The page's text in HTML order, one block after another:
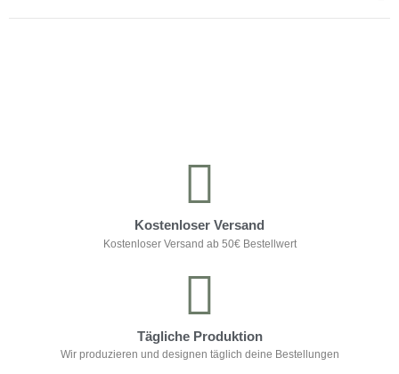
Kostenloser Versand
Kostenloser Versand ab 50€ Bestellwert
Tägliche Produktion
Wir produzieren und designen täglich deine Bestellungen